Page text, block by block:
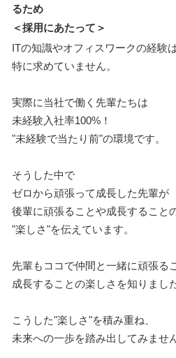
るため
＜採用にあたって＞
ITの知識やオフィスワークの経験
特に求めていません。
実際に当社で働く先輩たちは
未経験入社率100%！
"未経験で当たり前"の環境です。
そうした中で
ゼロから頑張って成長した先輩が
後輩に頑張ることや成長すること
"楽しさ"を伝えています。
先輩もココで仲間と一緒に頑張る
成長することの楽しさを知りました
こうした"楽しさ"を積み重ね、
未来への一歩を踏み出してみませ